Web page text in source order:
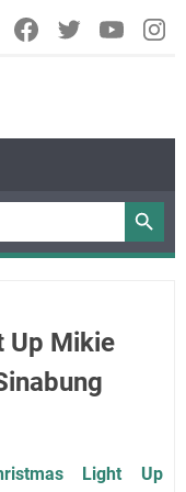
Up Mikie
Light Up